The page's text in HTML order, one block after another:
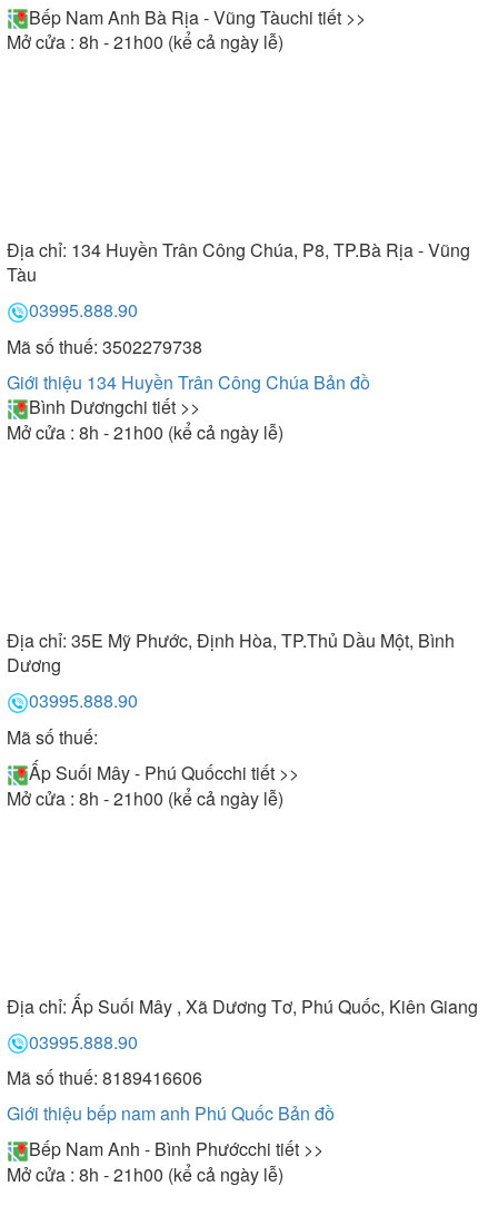
Bếp Nam Anh Bà Rịa - Vũng Tàuchi tiết >>
Mở cửa : 8h - 21h00 (kể cả ngày lễ)
Địa chỉ: 134 Huyền Trân Công Chúa, P8, TP.Bà Rịa - Vũng
Tàu
03995.888.90
Mã số thuế: 3502279738
Giới thiệu 134 Huyền Trân Công Chúa Bản đồ
Bình Dươngchi tiết >>
Mở cửa : 8h - 21h00 (kể cả ngày lễ)
Địa chỉ: 35E Mỹ Phước, Định Hòa, TP.Thủ Dầu Một, Bình
Dương
03995.888.90
Mã số thuế:
Ấp Suối Mây - Phú Quốcchi tiết >>
Mở cửa : 8h - 21h00 (kể cả ngày lễ)
Địa chỉ: Ấp Suối Mây , Xã Dương Tơ, Phú Quốc, Kiên Giang
03995.888.90
Mã số thuế: 8189416606
Giới thiệu bếp nam anh Phú Quốc Bản đồ
Bếp Nam Anh - Bình Phướcchi tiết >>
Mở cửa : 8h - 21h00 (kể cả ngày lễ)